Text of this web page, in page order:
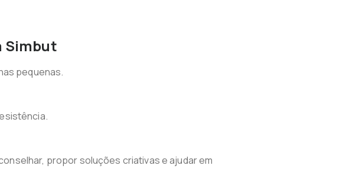
Simbut
pequenas.
propor soluções criativas e ajudar em